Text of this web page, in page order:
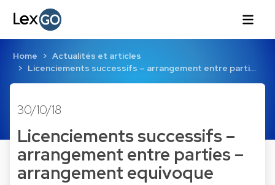
Home
Actualités et articles
Licenciements successifs – arrangement entre parti…
30/10/18
Licenciements successifs –
arrangement entre parties –
arrangement equivoque